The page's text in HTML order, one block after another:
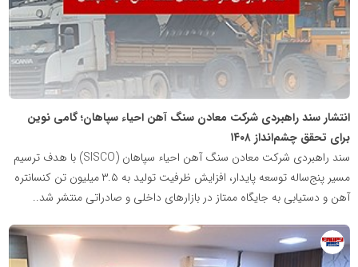
انتشار سند راهبردی شرکت معادن سنگ آهن احیاء سپاهان؛ گامی نوین
برای تحقق چشم‌انداز ۱۴۰۸
سند راهبردی شرکت معادن سنگ آهن احیاء سپاهان (SISCO) با هدف ترسیم
مسیر پنج‌ساله توسعه پایدار، افزایش ظرفیت تولید به ۳.۵ میلیون تن کنسانتره
آهن و دستیابی به جایگاه ممتاز در بازارهای داخلی و صادراتی منتشر شد..